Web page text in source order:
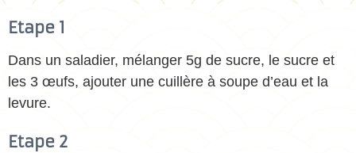
Etape 1
Dans un saladier, mélanger 5g de sucre, le sucre et
les 3 œufs, ajouter une cuillère à soupe d’eau et la
levure.
Etape 2